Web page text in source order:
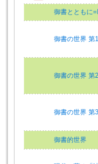
御書とともに
御書の世界 第
御書の世界 第
御書の世界 第
御書的世界